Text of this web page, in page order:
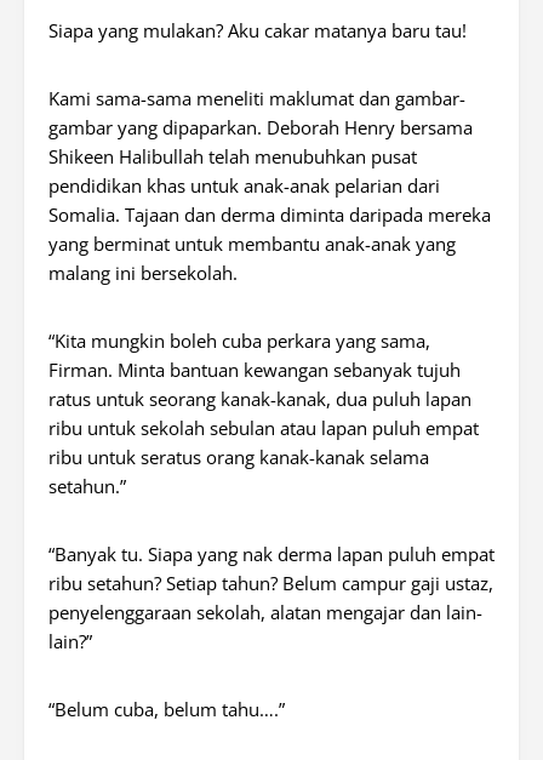
Siapa yang mulakan? Aku cakar matanya baru tau!
Kami sama-sama meneliti maklumat dan gambar-
gambar yang dipaparkan. Deborah Henry bersama
Shikeen Halibullah telah menubuhkan pusat
pendidikan khas untuk anak-anak pelarian dari
Somalia. Tajaan dan derma diminta daripada mereka
yang berminat untuk membantu anak-anak yang
malang ini bersekolah.
“Kita mungkin boleh cuba perkara yang sama,
Firman. Minta bantuan kewangan sebanyak tujuh
ratus untuk seorang kanak-kanak, dua puluh lapan
ribu untuk sekolah sebulan atau lapan puluh empat
ribu untuk seratus orang kanak-kanak selama
setahun.”
“Banyak tu. Siapa yang nak derma lapan puluh empat
ribu setahun? Setiap tahun? Belum campur gaji ustaz,
penyelenggaraan sekolah, alatan mengajar dan lain-
lain?”
“Belum cuba, belum tahu….”